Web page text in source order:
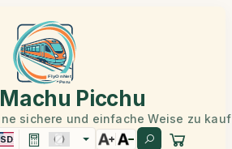
Picchu
sichere und einfache Weise zu